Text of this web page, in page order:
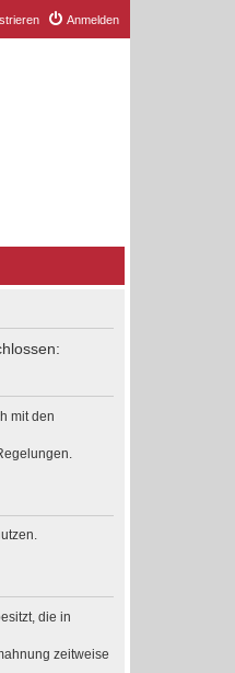
Anmelden
mit den
die in
zeitweise